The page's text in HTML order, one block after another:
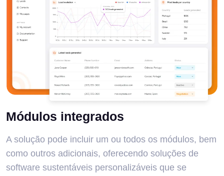
Módulos integrados
A solução pode incluir um ou todos os módulos, bem
como outros adicionais, oferecendo soluções de
software sustentáveis personalizáveis que se